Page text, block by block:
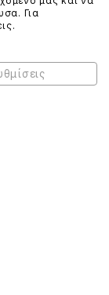
Για